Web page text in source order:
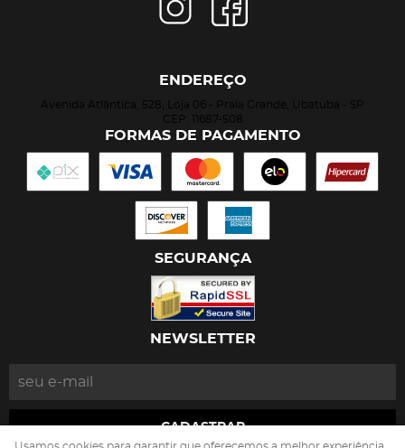
ENDEREÇO
Avenida Atlântica, 528, Loja 06 - Praia Grande, Ubatuba - SP
CEP: 11687-508
FORMAS DE PAGAMENTO
SEGURANÇA
NEWSLETTER
CADASTRAR